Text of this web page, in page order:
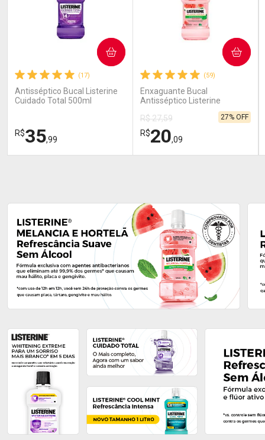
(17)
Antisséptico Bucal Listerine
Cuidado Total 500ml
R$35,99
COMPRAR
Ativar Desconto
Comprar sem Desconto
Por R$ 35,99/cada
Comprar sem Desconto
Por R$ 35,99/cada
(59)
Enxaguante Bucal
Antisséptico Listerine
Melancia & Hortelã Zero
Álcool 500ml
R$ 27,59
R$20,09
27% OFF
COMPRAR
Ativar Desconto
Comprar sem Desconto
Por R$ 20,09/cada
Comprar sem Desconto
Por R$ 20,09/cada